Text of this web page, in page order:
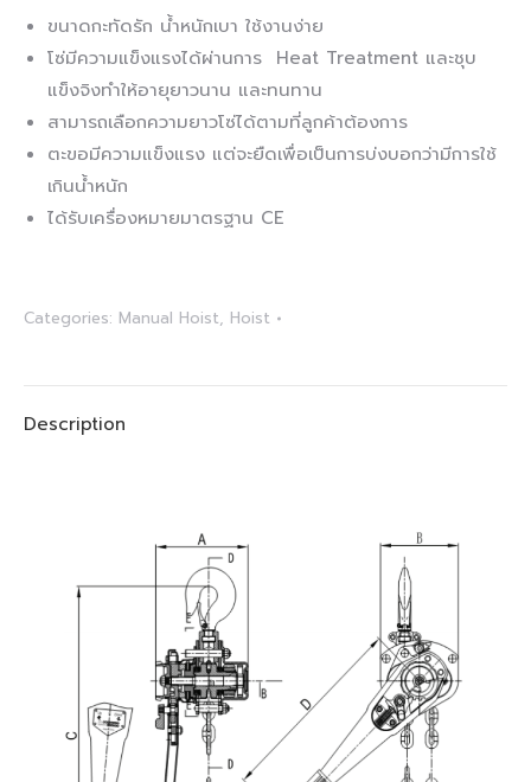
ขนาดกะทัดรัก น้ำหนักเบา ใช้งานง่าย
โซ่มีความแข็งแรงได้ผ่านการ Heat Treatment และชุบ
แข็งจิงทำให้อายุยาวนาน และทนทาน
สามารถเลือกความยาวโซ่ได้ตามที่ลูกค้าต้องการ
ตะขอมีความแข็งแรง แต่จะยืดเพื่อเป็นการบ่งบอกว่ามีการใช้
เกินน้ำหนัก
ได้รับเครื่องหมายมาตรฐาน CE
Categories: Manual Hoist, Hoist
Description